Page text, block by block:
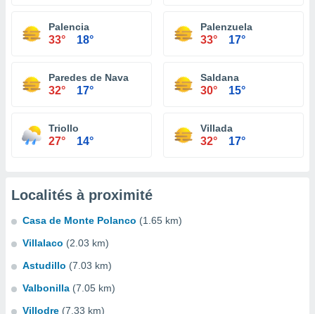
Palencia
33° 18°
Palenzuela
33° 17°
Paredes de Nava
32° 17°
Saldana
30° 15°
Triollo
27° 14°
Villada
32° 17°
Localités à proximité
Casa de Monte Polanco (1.65 km)
Villalaco (2.03 km)
Astudillo (7.03 km)
Valbonilla (7.05 km)
Villodre (7.33 km)